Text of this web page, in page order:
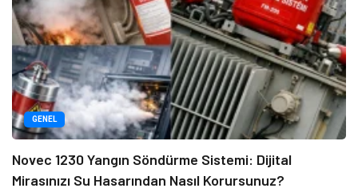
GENEL
Novec 1230 Yangın Söndürme Sistemi: Dijital
Mirasınızı Su Hasarından Nasıl Korursunuz?